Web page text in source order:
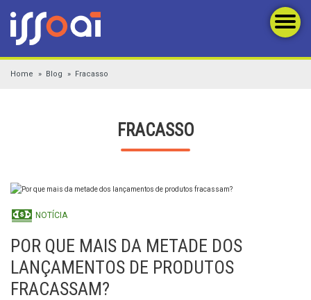
Home Blog Fracasso
FRACASSO
NOTÍCIA
POR QUE MAIS DA METADE DOS
LANÇAMENTOS DE PRODUTOS
FRACASSAM?